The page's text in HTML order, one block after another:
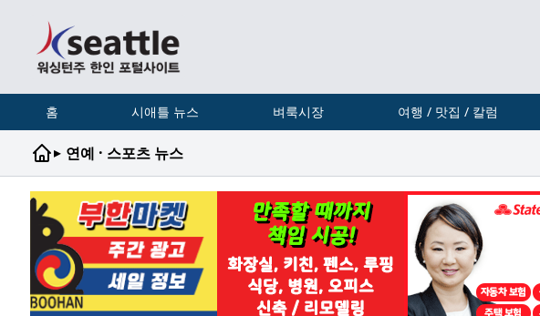
홈 시애틀 뉴스 벼룩시장 여행 / 맛집 / 칼럼
▸ 연예 · 스포츠 뉴스